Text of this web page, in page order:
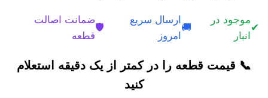
✔
موجود در
انبار
🚚
ارسال سریع
امروز
🛡️
ضمانت اصالت
قطعه
📞 قیمت قطعه را در کمتر از یک دقیقه استعلام
کنید